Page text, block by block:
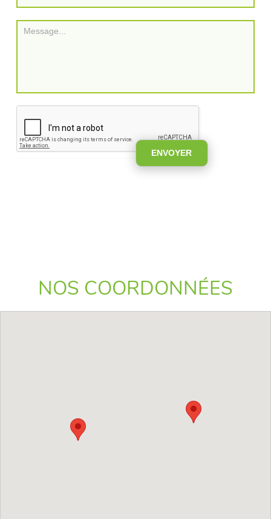
ENVOYER
NOS COORDONNÉES